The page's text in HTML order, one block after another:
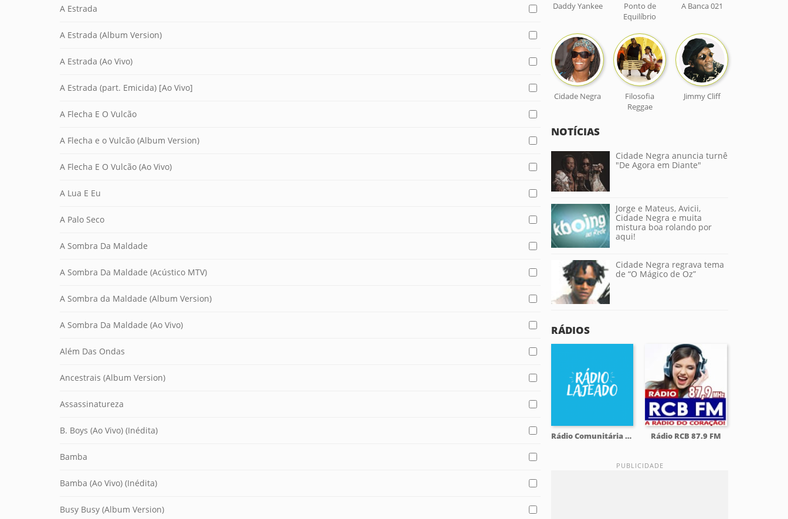
A Estrada
A Estrada (Album Version)
A Estrada (Ao Vivo)
A Estrada (part. Emicida) [Ao Vivo]
A Flecha E O Vulcão
A Flecha e o Vulcão (Album Version)
A Flecha E O Vulcão (Ao Vivo)
A Lua E Eu
A Palo Seco
A Sombra Da Maldade
A Sombra Da Maldade (Acústico MTV)
A Sombra da Maldade (Album Version)
A Sombra Da Maldade (Ao Vivo)
Além Das Ondas
Ancestrais (Album Version)
Assassinatureza
B. Boys (Ao Vivo) (Inédita)
Bamba
Bamba (Ao Vivo) (Inédita)
Busy Busy (Album Version)
Daddy Yankee
Ponto de
Equilíbrio
A Banca 021
Cidade Negra
Filosofia
Reggae
Jimmy Cliff
NOTÍCIAS
Cidade Negra anuncia turnê
"De Agora em Diante"
Jorge e Mateus, Avicii,
Cidade Negra e muita
mistura boa rolando por
aqui!
Cidade Negra regrava tema
de “O Mágico de Oz”
RÁDIOS
Rádio Comunitária Lajeado FM 98.1 Rádio RCB 87.9 FM